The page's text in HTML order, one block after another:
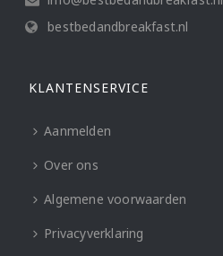
bestbedandbreakfast.nl
KLANTENSERVICE
Aanmelden
Over ons
Algemene voorwaarden
Privacyverklaring